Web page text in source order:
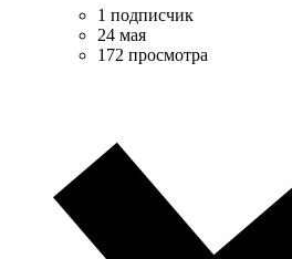
1 подписчик
24 мая
172 просмотра